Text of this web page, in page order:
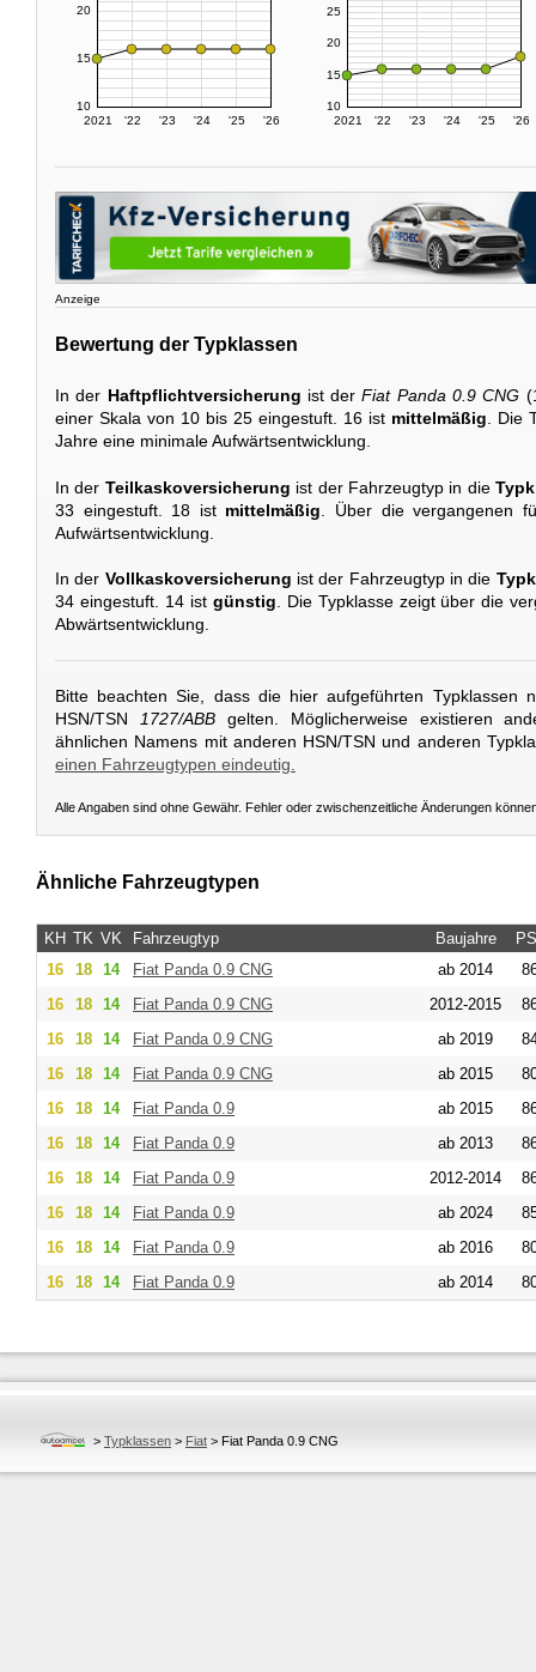
2021 '22 '23 '24 '25 '26
10
15
20
2021 '22 '23 '24 '25 '26
10
15
20
25
Anzeige
Bewertung der Typklassen
In der Haftpflichtversicherung ist derFiat Panda 0.9 CNG
einer Skala von 10 bis 25 eingestuft. 16 ist mittelmäßig . Die
Jahre eine minimale Aufwärtsentwicklung.
In der Teilkaskoversicherung ist der Fahrzeugtyp in die
33 eingestuft. 18 ist mittelmäßig . Über die vergangenen
Aufwärtsentwicklung.
In der Vollkaskoversicherung ist der Fahrzeugtyp in die
34 eingestuft. 14 ist günstig. Die Typklasse zeigt über die
Abwärtsentwicklung.
Bitte beachten Sie, dass die hier aufgeführten Typklassen
HSN/TSN
1727/ABBgelten. Möglicherweise existieren
ähnlichen Namens mit anderen HSN/TSN und anderen
einen Fahrzeugtypen eindeutig.
Alle Angaben sind ohne Gewähr. Fehler oder zwischenzeitliche Änderungen
Ähnliche Fahrzeugtypen
KH TK VK Fahrzeugtyp Baujahre
16
18 14 Fiat Panda 0.9 CNG ab 2014
16
18 14 Fiat Panda 0.9 CNG 2012-2015
16
18 14 Fiat Panda 0.9 CNG ab 2019
16
18 14 Fiat Panda 0.9 CNG ab 2015
16
18 14 Fiat Panda 0.9 ab 2015
16
18 14 Fiat Panda 0.9 ab 2013
16
18 14 Fiat Panda 0.9 2012-2014
16
18 14 Fiat Panda 0.9 ab 2024
16
18 14 Fiat Panda 0.9 ab 2016
16
18 14 Fiat Panda 0.9 ab 2014
> Typklassen > Fiat > Fiat Panda 0.9 CNG